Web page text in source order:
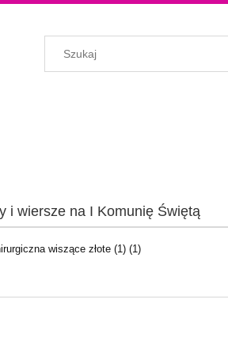
i wiersze na I Komunię Świętą
wiszące złote (1) (1)